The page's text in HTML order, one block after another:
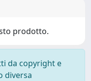
prodotto.
da copyright e
diversa